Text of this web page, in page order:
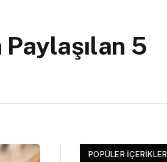
Paylaşılan 5
POPÜLER İÇERIKLER